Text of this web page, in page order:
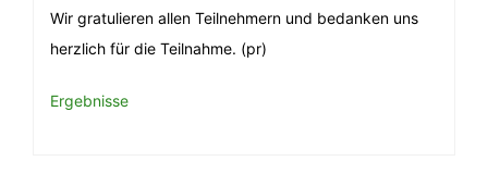
Wir gratulieren allen Teilnehmern und bedanken uns
herzlich für die Teilnahme. (pr)
Ergebnisse